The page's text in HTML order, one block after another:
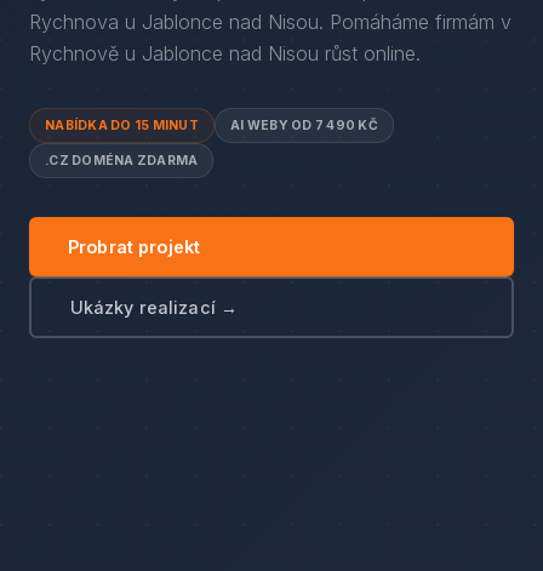
Rychnova u Jablonce nad Nisou. Pomáháme firmám v
Rychnově u Jablonce nad Nisou růst online.
NABÍDKA DO 15 MINUT AI WEBY OD 7 490 KČ
.CZ DOMÉNA ZDARMA
Probrat projekt
Ukázky realizací →